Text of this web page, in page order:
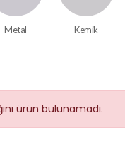
Metal Kemik
ürün bulunamadı.